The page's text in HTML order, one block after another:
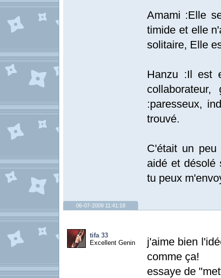
Amami :Elle
timide et elle
solitaire, Elle
Hanzu :Il est
:paresseux,
trouvé.
C'était un
aidé et désolé
tu peux
06-07-2009 11:41:18
tifa 33
Excellent Genin
j'aime bien
comme ça!
essaye de